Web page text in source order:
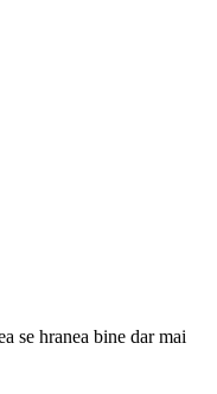
se hranea bine dar mai